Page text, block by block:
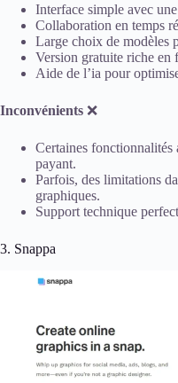
Interface simple avec
Collaboration en temps
Large choix de modèles
Version gratuite riche en
Aide de l’ia pour
Inconvénients ❌
Certaines fonctionnalités
payant.
Parfois, des limitations
graphiques.
Support technique
3. Snappa